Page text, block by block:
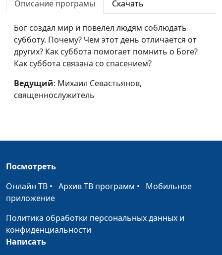
Иисус Христос и Бог
Михаил Севастьянов,
Почему мы не
попадаем в цель?
Михаил Севастьянов,
священнослужитель
Можно ли доверять
Библии?
священнослужитель
Описание програмы Скачать
Бог создал мир и повелел людям соблюдать
субботу. Почему? Чем этот день отличается от
других? Как суббота помогает помнить о Боге?
Как суббота связана со спасением?
Ведущий: Михаил Севастьянов,
священнослужитель
Посмотреть
Онлайн ТВ • Архив ТВ программ • Мобильное
приложение
Политика обработки персональных данных и
конфиденциальности
Написать